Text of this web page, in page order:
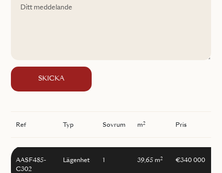
SKICKA
Ref Typ Sovrum m2 Pris
AASF485-
C302
Lägenhet 1 39,65 m2 €340 000